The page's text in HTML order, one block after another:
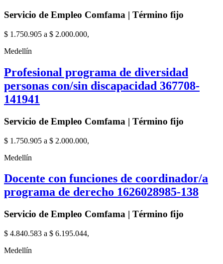
Servicio de Empleo Comfama | Término fijo
$ 1.750.905 a $ 2.000.000,
Medellín
Profesional programa de diversidad
personas con/sin discapacidad 367708-
141941
Servicio de Empleo Comfama | Término fijo
$ 1.750.905 a $ 2.000.000,
Medellín
Docente con funciones de coordinador/a
programa de derecho 1626028985-138
Servicio de Empleo Comfama | Término fijo
$ 4.840.583 a $ 6.195.044,
Medellín